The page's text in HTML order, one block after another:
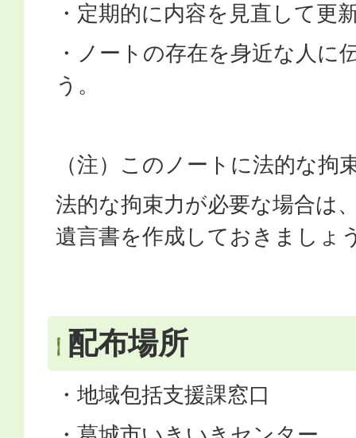
・定期的に内容を見直して更
・ノートの存在を身近な人に
う。
（注）このノートに法的な拘
法的な拘束力が必要な場合は
遺言書を作成しておきましょ
配布場所
・地域包括支援課窓口